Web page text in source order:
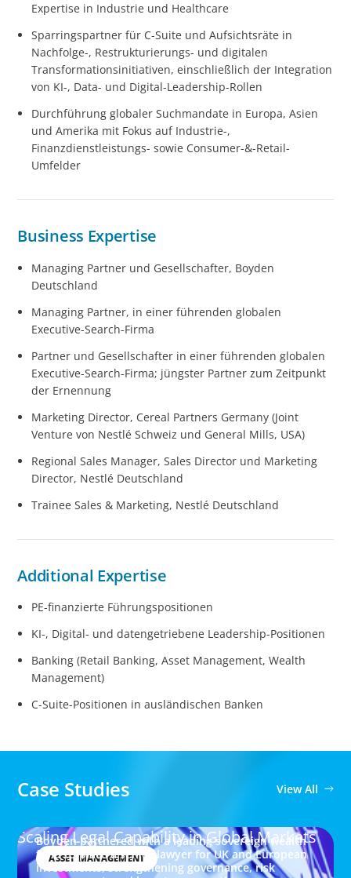
Expertise in Industrie und Healthcare
Sparringspartner für C-Suite und Aufsichtsräte in
Nachfolge-, Restrukturierungs- und digitalen
Transformationsinitiativen, einschließlich der Integration
von KI-, Data- und Digital-Leadership-Rollen
Durchführung globaler Suchmandate in Europa, Asien
und Amerika mit Fokus auf Industrie-,
Finanzdienstleistungs- sowie Consumer-&-Retail-
Umfelder
Business Expertise
Managing Partner und Gesellschafter, Boyden
Deutschland
Managing Partner, in einer führenden globalen
Executive-Search-Firma
Partner und Gesellschafter in einer führenden globalen
Executive-Search-Firma; jüngster Partner zum Zeitpunkt
der Ernennung
Marketing Director, Cereal Partners Germany (Joint
Venture von Nestlé Schweiz und General Mills, USA)
Regional Sales Manager, Sales Director und Marketing
Director, Nestlé Deutschland
Trainee Sales & Marketing, Nestlé Deutschland
Additional Expertise
PE-finanzierte Führungspositionen
KI-, Digital- und datengetriebene Leadership-Positionen
Banking (Retail Banking, Asset Management, Wealth
Management)
C-Suite-Positionen in ausländischen Banken
Case Studies View All
ASSET MANAGEMENT
Scaling Legal Capability in Global Markets
Boyden partnered with a leading sovereign wealth
fund to place a senior lawyer for UK and European
investments, strengthening governance, risk